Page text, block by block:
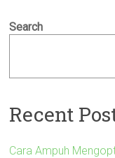
Search
Recent
Cara Ampuh